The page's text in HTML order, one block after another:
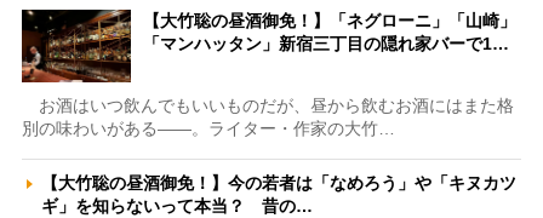
【大竹聡の昼酒御免！】「ネグローニ」「山崎」
「マンハッタン」新宿三丁目の隠れ家バーで1…
お酒はいつ飲んでもいいものだが、昼から飲むお酒にはまた格
別の味わいがある――。ライター・作家の大竹…
【大竹聡の昼酒御免！】今の若者は「なめろう」や「キヌカツ
ギ」を知らないって本当？ 昔の…